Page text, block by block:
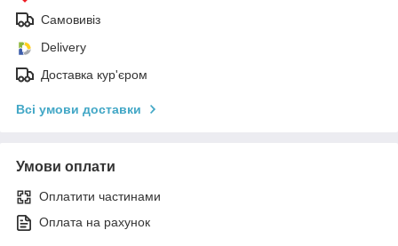
Самовивіз
Delivery
Доставка кур'єром
Всі умови доставки
Умови оплати
Оплатити частинами
Оплата на рахунок